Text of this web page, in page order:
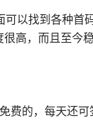
以找到各种首
高，而且至今
费的，每天还可